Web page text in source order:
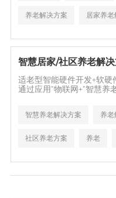
养老解决方案 居家养
养老 居家养老
智慧居家/社区养老解
适老型智能硬件开发+软硬
通过应用“物联网+”智慧养
案。
智慧养老解决方案 养老
社区养老方案 养老
跌倒检测 语音助手